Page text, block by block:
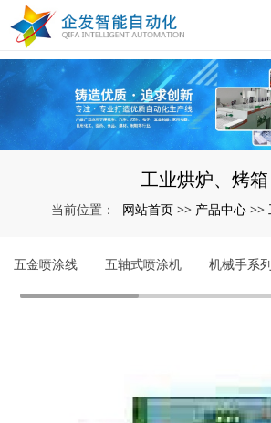
工业烘炉、烤箱
当前位置： 网站首页 >> 产品中心 >>
五金喷涂线 五轴式喷涂机 机械手系列